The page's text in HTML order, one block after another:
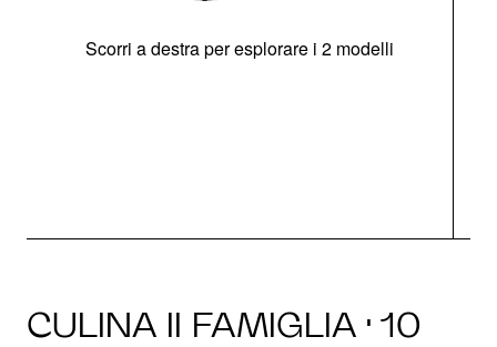
Scorri a destra per esplorare i 2 modelli
CULINA II FAMIGLIA · 10